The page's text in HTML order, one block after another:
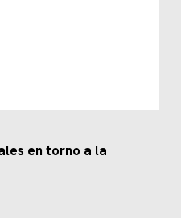
en torno a la